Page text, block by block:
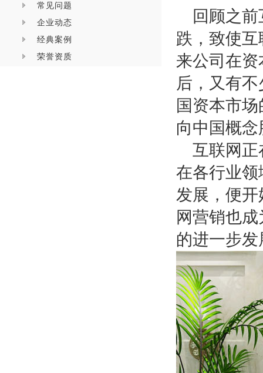
常见问题
企业动态
经典案例
荣誉资质
回顾之
跌，致使
来公司在
后，又有
国资本市
向中国概念
互联网正
在各行业
发展，便开
网营销也
的进一步发